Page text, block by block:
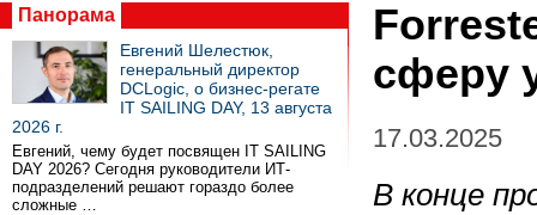
Панорама
Евгений Шелестюк,
генеральный директор
DCLogic, о бизнес-регате
IT SAILING DAY, 13 августа
2026 г.
Евгений, чему будет посвящен IT SAILING
DAY 2026? Сегодня руководители ИТ-
подразделений решают гораздо более
сложные …
сферу
17.03.2025
В конце